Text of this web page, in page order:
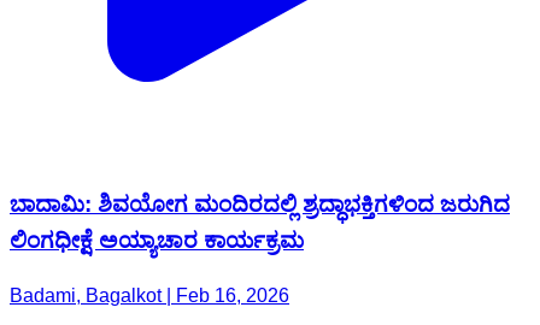
ಬಾದಾಮಿ: ಶಿವಯೋಗ ಮಂದಿರದಲ್ಲಿ ಶ್ರದ್ಧಾಭಕ್ತಿಗಳಿಂದ ಜರುಗಿದ
ಲಿಂಗಧೀಕ್ಷೆ ಅಯ್ಯಾಚಾರ ಕಾರ್ಯಕ್ರಮ
Badami, Bagalkot | Feb 16, 2026